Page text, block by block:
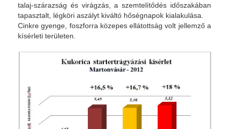
talaj-szárazság és virágzás, a szemtelítődés időszakában
tapasztalt, légköri aszályt kiváltó hőségnapok kialakulása.
Cinkre gyenge, foszforra közepes ellátottság volt jellemző a
kísérleti területen.